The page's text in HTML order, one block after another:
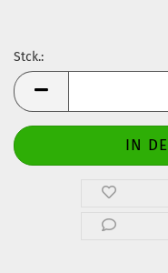
Stck.:
Stck.